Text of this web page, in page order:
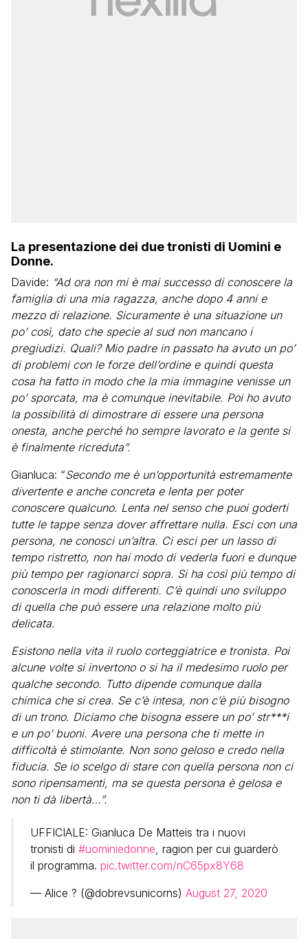
La presentazione dei due tronisti di Uomini e
Donne.
Davide: “Ad ora non mi è mai successo di conoscere la
famiglia di una mia ragazza, anche dopo 4 anni e
mezzo di relazione. Sicuramente è una situazione un
po’ così, dato che specie al sud non mancano i
pregiudizi. Quali? Mio padre in passato ha avuto un po’
di problemi con le forze dell’ordine e quindi questa
cosa ha fatto in modo che la mia immagine venisse un
po’ sporcata, ma è comunque inevitabile. Poi ho avuto
la possibilità di dimostrare di essere una persona
onesta, anche perché ho sempre lavorato e la gente si
è finalmente ricreduta”.
Gianluca: “Secondo me è un’opportunità estremamente
divertente e anche concreta e lenta per poter
conoscere qualcuno. Lenta nel senso che puoi goderti
tutte le tappe senza dover affrettare nulla. Esci con una
persona, ne conosci un’altra. Ci esci per un lasso di
tempo ristretto, non hai modo di vederla fuori e dunque
più tempo per ragionarci sopra. Si ha così più tempo di
conoscerla in modi differenti. C’è quindi uno sviluppo
di quella che può essere una relazione molto più
delicata.
Esistono nella vita il ruolo corteggiatrice e tronista. Poi
alcune volte si invertono o si ha il medesimo ruolo per
qualche secondo. Tutto dipende comunque dalla
chimica che si crea. Se c’è intesa, non c’è più bisogno
di un trono. Diciamo che bisogna essere un po’ str***i
e un po’ buoni. Avere una persona che ti mette in
difficoltà è stimolante. Non sono geloso e credo nella
fiducia. Se io scelgo di stare con quella persona non ci
sono ripensamenti, ma se questa persona è gelosa e
non ti dà libertà…”.
UFFICIALE: Gianluca De Matteis tra i nuovi
tronisti di #uominiedonne, ragion per cui guarderò
il programma. pic.twitter.com/nC65px8Y68
— Alice ? (@dobrevsunicorns) August 27, 2020